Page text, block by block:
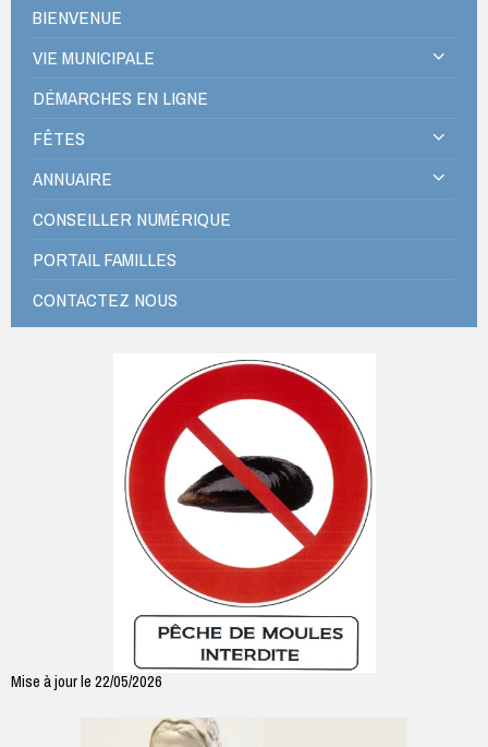
BIENVENUE
VIE MUNICIPALE
DÉMARCHES EN LIGNE
FÊTES
ANNUAIRE
CONSEILLER NUMÉRIQUE
PORTAIL FAMILLES
CONTACTEZ NOUS
Mise à jour le 22/05/2026